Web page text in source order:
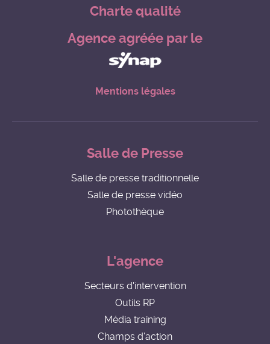
Charte qualité
Agence agréée par le
Mentions légales
Salle de Presse
Salle de presse traditionnelle
Salle de presse vidéo
Photothèque
L'agence
Secteurs d'intervention
Outils RP
Média training
Champs d'action